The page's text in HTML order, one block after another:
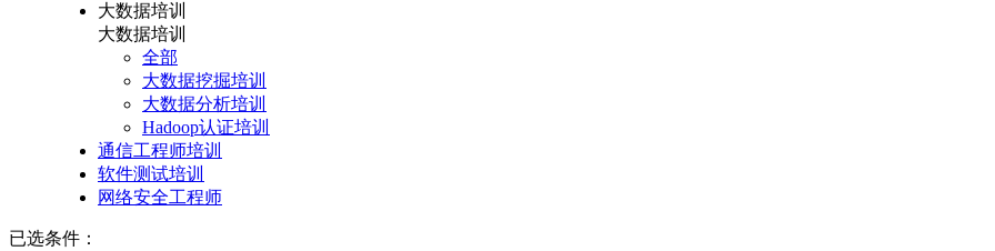
大数据培训
大数据培训
全部
大数据挖掘培训
大数据分析培训
Hadoop认证培训
通信工程师培训
软件测试培训
网络安全工程师
已选条件：